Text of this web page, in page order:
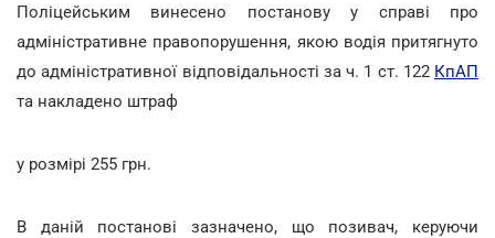
Поліцейським винесено постанову у справі про
адміністративне правопорушення, якою водія притягнуто
до адміністративної відповідальності за ч. 1 ст. 122 КпАП
та накладено штраф
у розмірі 255 грн.
В даній постанові зазначено, що позивач, керуючи